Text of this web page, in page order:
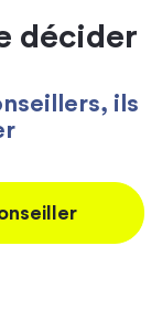
décider
ils